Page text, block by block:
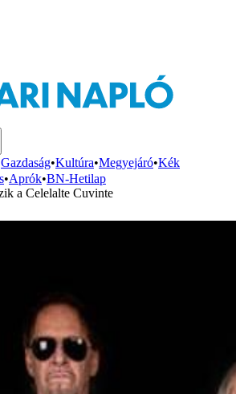
Gazdaság•Kultúra•Megyejáró•Kék
•Aprók•BN-Hetilap
a Celelalte Cuvinte